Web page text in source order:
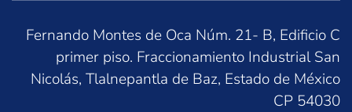
Fernando Montes de Oca Núm. 21- B, Edificio C
primer piso. Fraccionamiento Industrial San
Nicolás, Tlalnepantla de Baz, Estado de México
CP 54030